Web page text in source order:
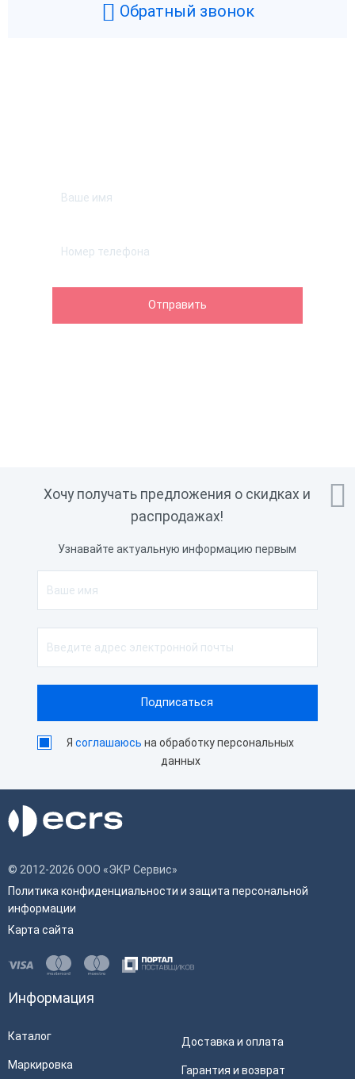
Обратный звонок

Хочу получать предложения о скидках и
распродажах!
Узнавайте актуальную информацию первым
Ясоглашаюсь на обработку персональных
данных
© 2012-2026 ООО «ЭКР Сервис»
Политика конфиденциальности и защита персональной
информации
Карта сайта
Информация
Каталог
Маркировка
Доставка и оплата
Гарантия и возврат